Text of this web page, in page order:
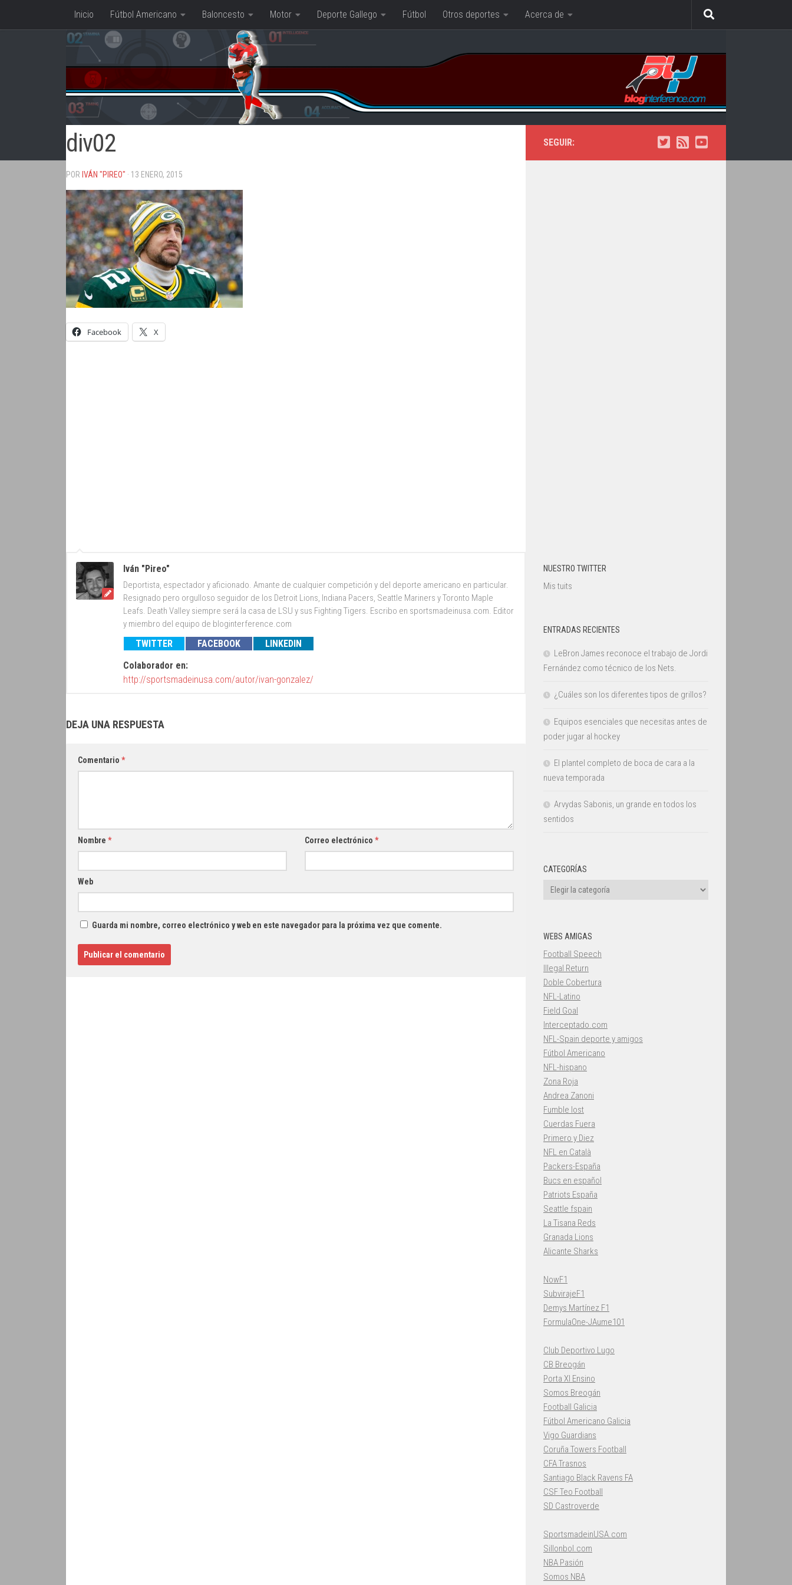
Saltar al contenido
Inicio Fútbol Americano Baloncesto Motor Deporte Gallego Fútbol Otros deportes Acerca de
div02
POR IVÁN "PIREO" · 13 ENERO, 2015
Facebook X
Iván "Pireo"
Deportista, espectador y aficionado. Amante de cualquier competición y del deporte americano en particular.
Resignado pero orgulloso seguidor de los Detroit Lions, Indiana Pacers, Seattle Mariners y Toronto Maple
Leafs. Death Valley siempre será la casa de LSU y sus Fighting Tigers. Escribo en sportsmadeinusa.com. Editor
y miembro del equipo de bloginterference.com
TWITTER FACEBOOK
LINKEDIN
Colaborador en:
http://sportsmadeinusa.com/autor/ivan-gonzalez/
DEJA UNA RESPUESTA
Comentario *
Nombre * Correo electrónico *
Web
Guarda mi nombre, correo electrónico y web en este navegador para la próxima vez que comente.
SEGUIR:
NUESTRO TWITTER
Mis tuits
ENTRADAS RECIENTES
LeBron James reconoce el trabajo de Jordi
Fernández como técnico de los Nets.
¿Cuáles son los diferentes tipos de grillos?
Equipos esenciales que necesitas antes de
poder jugar al hockey
El plantel completo de boca de cara a la
nueva temporada
Arvydas Sabonis, un grande en todos los
sentidos
CATEGORÍAS
Categorías
WEBS AMIGAS
Football Speech
Illegal Return
Doble Cobertura
NFL-Latino
Field Goal
Interceptado.com
NFL-Spain deporte y amigos
Fútbol Americano
NFL-hispano
Zona Roja
Andrea Zanoni
Fumble lost
Cuerdas Fuera
Primero y Diez
NFL en Català
Packers-España
Bucs en español
Patriots España
Seattle fspain
La Tisana Reds
Granada Lions
Alicante Sharks
NowF1
SubvirajeF1
Demys Martínez F1
FormulaOne-JAume101
Club Deportivo Lugo
CB Breogán
Porta XI Ensino
Somos Breogán
Football Galicia
Fútbol Americano Galicia
Vigo Guardians
Coruña Towers Football
CFA Trasnos
Santiago Black Ravens FA
CSF Teo Football
SD Castroverde
SportsmadeinUSA.com
Sillonbol.com
NBA Pasión
Somos NBA